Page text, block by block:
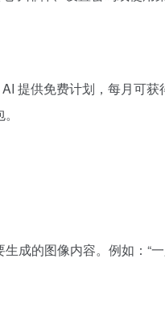
提供免费计划，每月可获
成的图像内容。例如：“